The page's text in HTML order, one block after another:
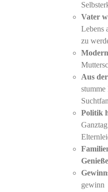
Vater
Lebens
zu
Aus
Politik
Ganztag
gewinn